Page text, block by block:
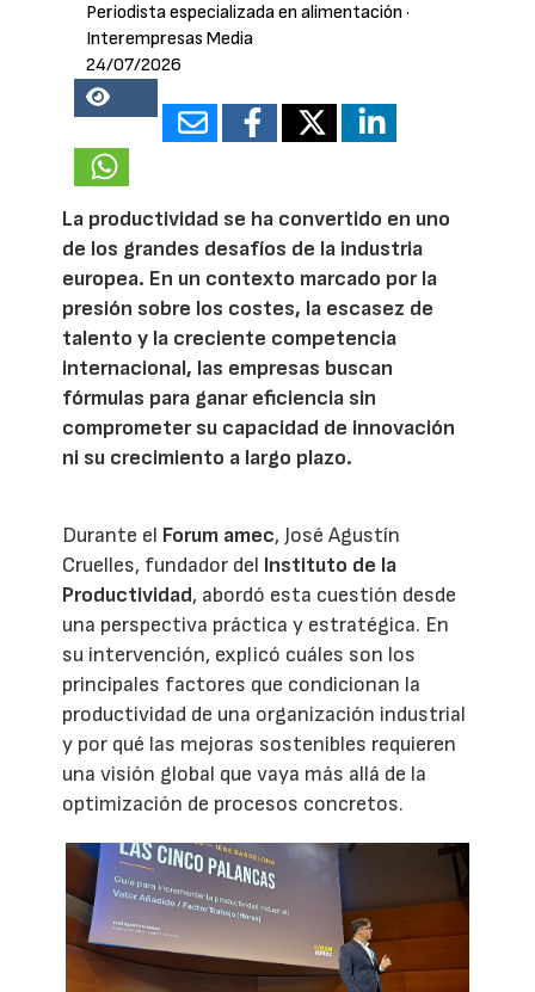
Periodista especializada en alimentación ·
Interempresas Media
24/07/2026
18439
La productividad se ha convertido en uno
de los grandes desafíos de la industria
europea. En un contexto marcado por la
presión sobre los costes, la escasez de
talento y la creciente competencia
internacional, las empresas buscan
fórmulas para ganar eficiencia sin
comprometer su capacidad de innovación
ni su crecimiento a largo plazo.
Durante el Forum amec, José Agustín
Cruelles, fundador del Instituto de la
Productividad, abordó esta cuestión desde
una perspectiva práctica y estratégica. En
su intervención, explicó cuáles son los
principales factores que condicionan la
productividad de una organización industrial
y por qué las mejoras sostenibles requieren
una visión global que vaya más allá de la
optimización de procesos concretos.